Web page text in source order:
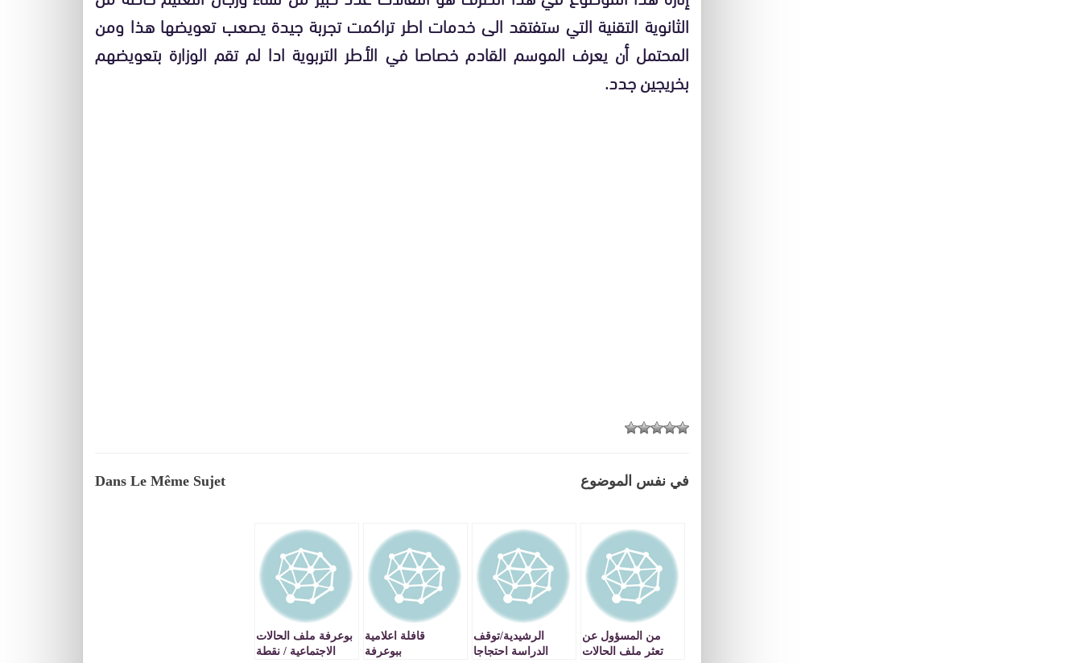
الثانوية التقنية التي ستفتقد الى خدمات اطر تراكمت تجربة جيدة يصعب تعويضها هذا ومن
المحتمل أن يعرف الموسم القادم خصاصا في الأطر التربوية ادا لم تقم الوزارة بتعويضهم
بخريجين جدد.
Dans Le Même Sujet في نفس الموضوع
من المسؤول عن
تعثر ملف الحالات
الرشيدية/توقف
الدراسة احتجاجا
قافلة اعلامية
ببوعرفة
بوعرفة ملف الحالات
الاجتماعية / نقطة